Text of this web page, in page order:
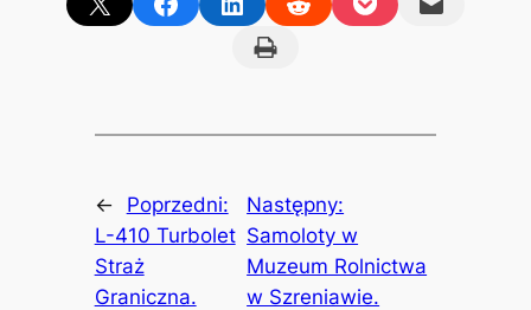
Print this Page
←
Poprzedni:
L-410 Turbolet
Straż
Graniczna.
Następny:
Samoloty w
Muzeum Rolnictwa
w Szreniawie.